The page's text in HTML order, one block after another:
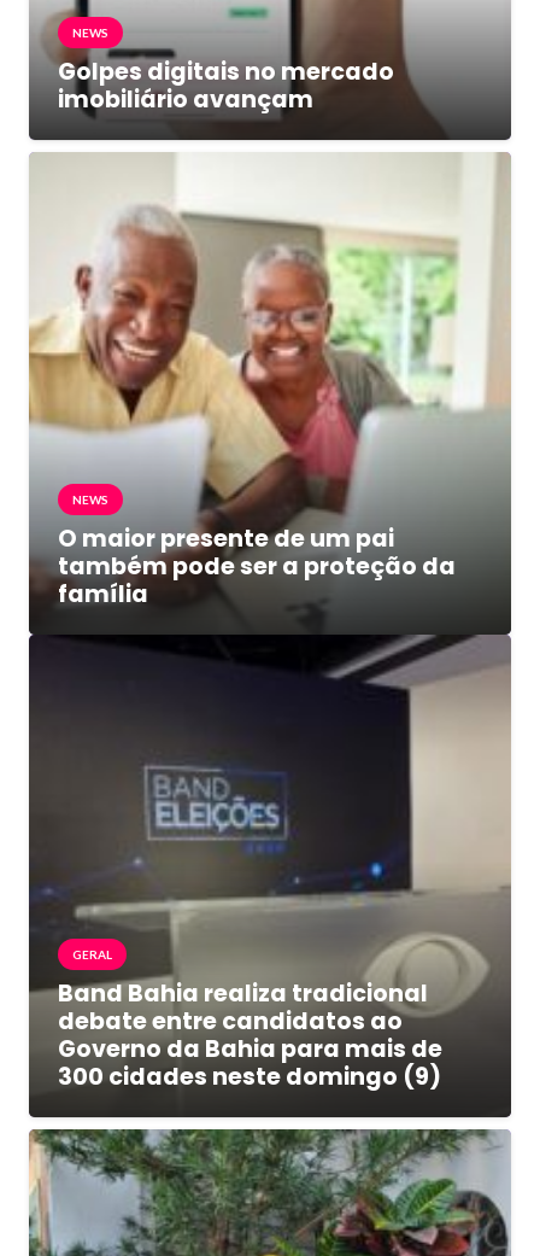
NEWS
Golpes digitais no mercado
imobiliário avançam
NEWS
O maior presente de um pai
também pode ser a proteção da
família
GERAL
Band Bahia realiza tradicional
debate entre candidatos ao
Governo da Bahia para mais de
300 cidades neste domingo (9)